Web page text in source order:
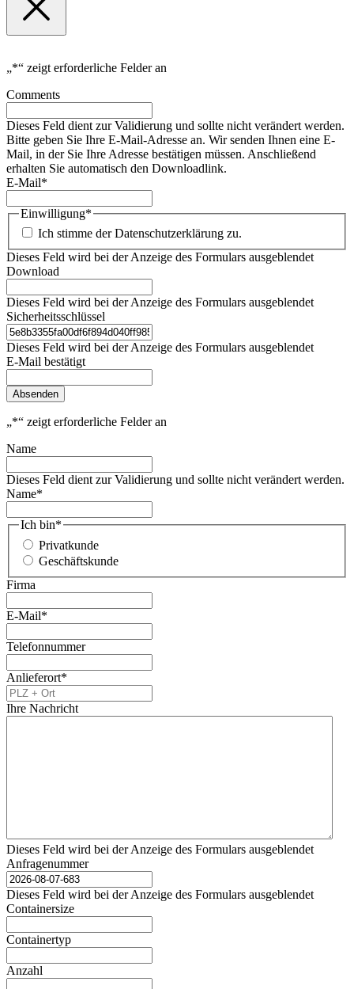
„*“ zeigt erforderliche Felder an
Comments
Dieses Feld dient zur Validierung und sollte nicht verändert werden.
Bitte geben Sie Ihre E-Mail-Adresse an. Wir senden Ihnen eine E-
Mail, in der Sie Ihre Adresse bestätigen müssen. Anschließend
erhalten Sie automatisch den Downloadlink.
E-Mail*
Einwilligung*
Ich stimme der Datenschutzerklärung zu.
Dieses Feld wird bei der Anzeige des Formulars ausgeblendet
Download
Dieses Feld wird bei der Anzeige des Formulars ausgeblendet
Sicherheitsschlüssel
Dieses Feld wird bei der Anzeige des Formulars ausgeblendet
E-Mail bestätigt
Absenden
„*“ zeigt erforderliche Felder an
Name
Dieses Feld dient zur Validierung und sollte nicht verändert werden.
Name*
Ich bin*
Privatkunde
Geschäftskunde
Firma
E-Mail*
Telefonnummer
Anlieferort*
Ihre Nachricht
Dieses Feld wird bei der Anzeige des Formulars ausgeblendet
Anfragenummer
Dieses Feld wird bei der Anzeige des Formulars ausgeblendet
Containersize
Containertyp
Anzahl